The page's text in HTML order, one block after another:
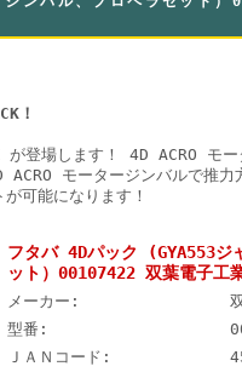
！
登場します！ 4D ACRO モー
モータージンバルで推力
可能になります！
フタバ 4Dパック (GYA553ジ
ット）00107422 双葉電子工
メーカー:
型番:
ＪＡＮコード: